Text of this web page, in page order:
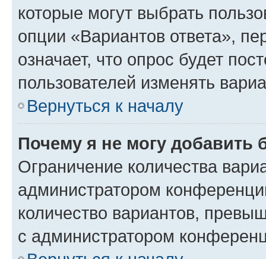
которые могут выбрать
опции «Вариантов ответа»,
означает, что опрос будет
пользователей изменять
Вернуться к началу
Почему я не могу добавить
Ограничение количества
администратором
количество вариантов,
с администратором